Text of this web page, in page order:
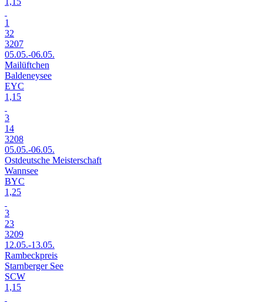
1
32
3207
05.05.-06.05.
Mailüftchen
Baldeneysee
EYC
1,15
3
14
3208
05.05.-06.05.
Ostdeutsche Meisterschaft
Wannsee
BYC
1,25
3
23
3209
12.05.-13.05.
Rambeckpreis
Starnberger See
SCW
1,15